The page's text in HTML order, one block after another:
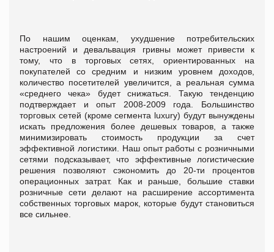
По нашим оценкам, ухудшение потребительских
настроений и девальвация гривны может привести к
тому, что в торговых сетях, ориентированных на
покупателей со средним и низким уровнем доходов,
количество посетителей увеличится, а реальная сумма
«среднего чека» будет снижаться. Такую тенденцию
подтверждает и опыт 2008-2009 года. Большинство
торговых сетей (кроме сегмента luxury) будут вынуждены
искать предложения более дешевых товаров, а также
минимизировать стоимость продукции за счет
эффективной логистики. Наш опыт работы с розничными
сетями подсказывает, что эффективные логистические
решения позволяют сэкономить до 20-ти процентов
операционных затрат. Как и раньше, большие ставки
розничные сети делают на расширение ассортимента
собственных торговых марок, которые будут становиться
все сильнее.